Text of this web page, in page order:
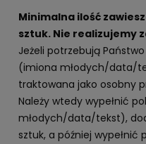
Minimalna ilość
sztuk. Nie realizujemy
Jeżeli potrzebują
(imiona młodych/data/
traktowana jako osobny
Należy wtedy wypełnić
młodych/data/tekst),
sztuk, a później wypełnić